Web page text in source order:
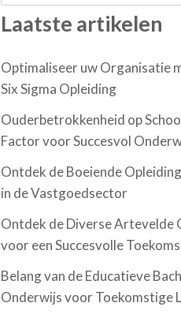
Laatste artikelen
Optimaliseer uw Organisatie
Six Sigma Opleiding
Ouderbetrokkenheid op
Factor voor Succesvol
Ontdek de Boeiende
in de Vastgoedsector
Ontdek de Diverse Artevelde
voor een Succesvolle
Belang van de Educatieve
Onderwijs voor Toekomstige